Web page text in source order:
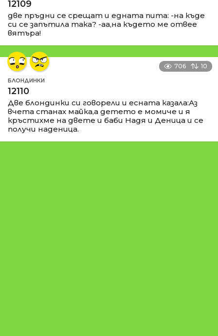
12109
две пръдни се срещат и едната пита: -на къде
си се запътила така? -аа,на където ме отвее
вятъра!
706 10
БЛОНДИНКИ
12110
Две блондинки си говорели и есната казала:Аз
вчета станах майка,а детето е момиче и я
кръстихме на двете и баби Надя и Деница и се
получи наденица.